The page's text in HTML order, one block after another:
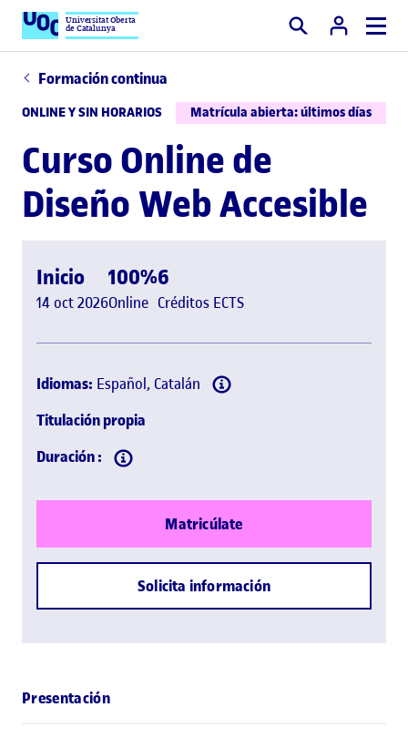
Universitat Oberta
de Catalunya Buscar
Formación continua
ONLINE Y SIN HORARIOS Matrícula abierta: últimos días
Curso Online de
Diseño Web Accesible
Inicio
14 oct 2026
100%
Online
6
Créditos ECTS
Idiomas: Español, Catalán
Titulación propia
Duración :
Matricúlate
Solicita información
Presentación